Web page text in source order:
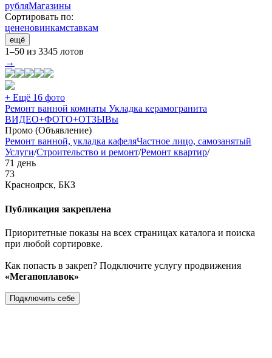
рубляМагазины
Сортировать по:
цененовинкамставкам
ещё
1–50 из 3345 лотов
→
+ Ещё 16 фото
Ремонт ванной комнаты Укладка керамогранита
ВИДЕО+ФОТО+ОТЗЫВы
Промо (Объявление)
Ремонт ванной, укладка кафеляЧастное лицо, самозанятый
Услуги/Строительство и ремонт/Ремонт квартир/
71 день
73
Красноярск, БКЗ
Публикация закреплена
Приоритетные показы на всех страницах каталога и поиска
при любой сортировке.
Как попасть в закреп? Подключите услугу продвижения
«Мегапоплавок»
Подключить себе